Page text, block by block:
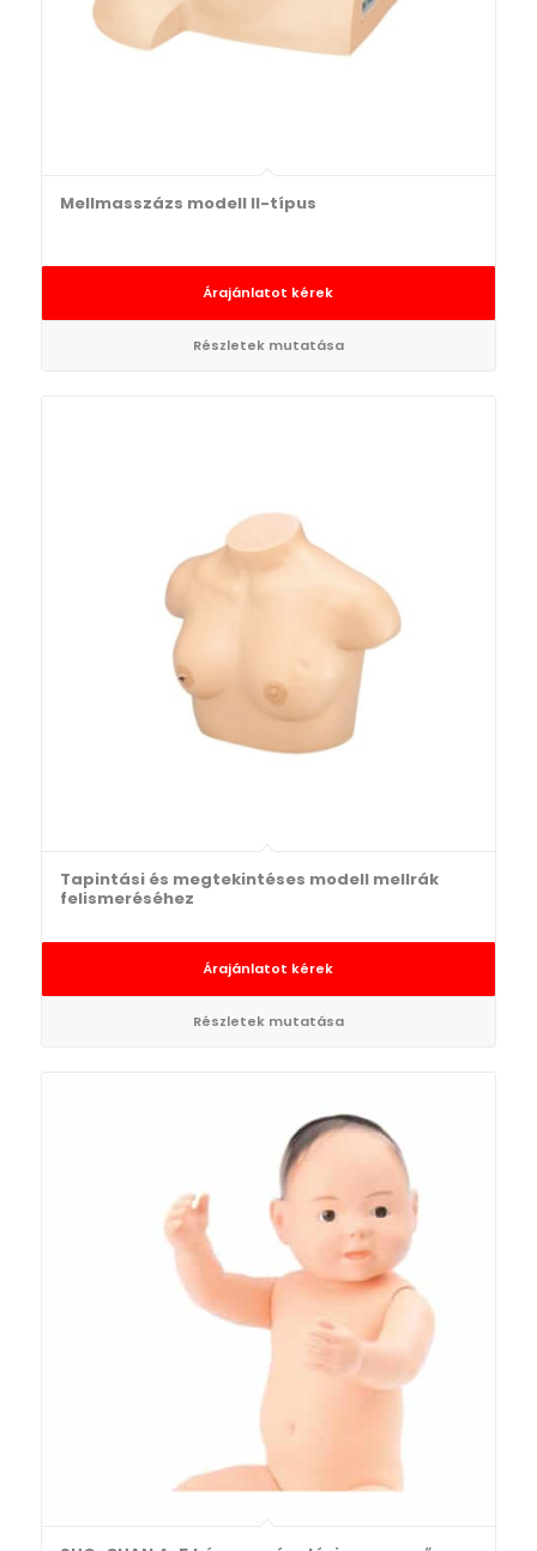
Mellmasszázs modell II-típus
Árajánlatot kérek
Részletek mutatása
Tapintási és megtekintéses modell mellrák
felismeréséhez
Árajánlatot kérek
Részletek mutatása